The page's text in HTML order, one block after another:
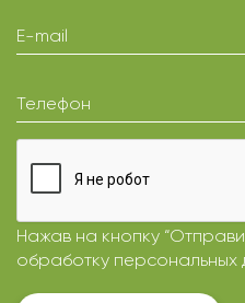
E-mail
Телефон
Нажав на кнопку
обработку персональных